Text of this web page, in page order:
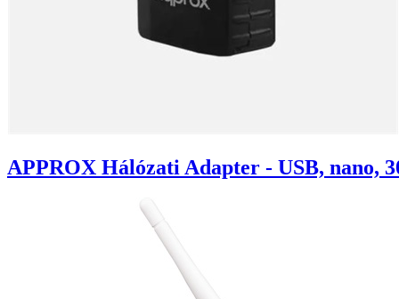
APPROX Hálózati Adapter - USB, nano,